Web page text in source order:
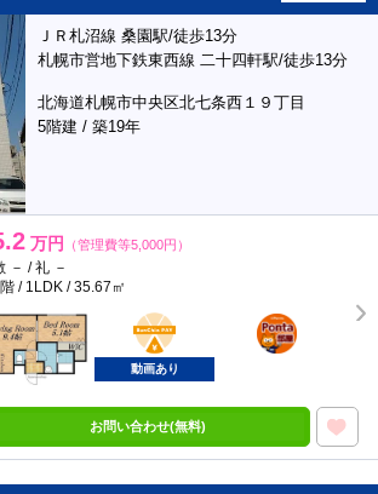
ＪＲ札沼線 桑園駅/徒歩13分
札幌市営地下鉄東西線 二十四軒駅/徒歩13分
北海道札幌市中央区北七条西１９丁目
5階建 / 築19年
万円 （管理費等5,000円）
－ / 礼 －
/ 1LDK / 35.67㎡
BunChinPAY
ポンタ
部屋
動画あり
お問い合わせ(無料)